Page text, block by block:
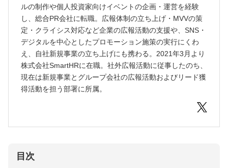
ルの制作や個人投資家向けイベントの企画・運営を経験
し、総合PR会社に転職。広報体制の立ち上げ・MVVの策
定・クライシス対応など企業の広報活動の支援や、SNS・
デジタルを中心としたプロモーション施策の実行にくわ
え、自社新規事業の立ち上げにも携わる。2021年3月より
株式会社SmartHRに在職。社外広報活動に従事したのち、
現在は新規事業とグループ会社の広報活動およびリード獲
得活動を担う部署に所属。
目次